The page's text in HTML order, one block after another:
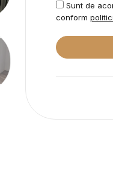
Sunt de
conform